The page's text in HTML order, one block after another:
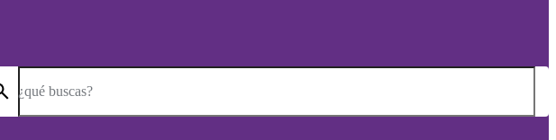
¿qué buscas?